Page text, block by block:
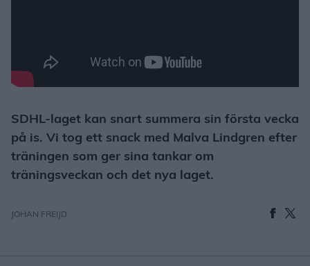
SDHL-laget kan snart summera sin första vecka
på is. Vi tog ett snack med Malva Lindgren efter
träningen som ger sina tankar om
träningsveckan och det nya laget.
JOHAN FREIJD